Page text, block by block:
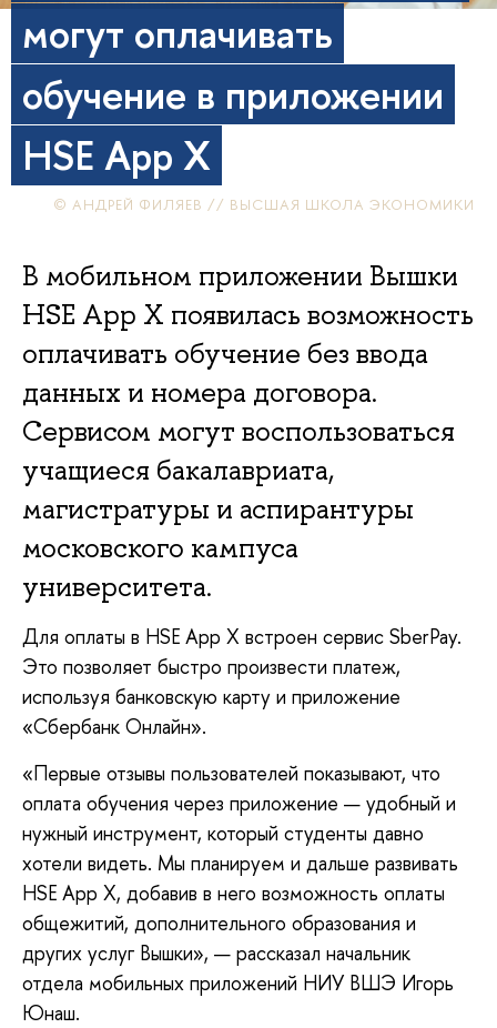
могут оплачивать
обучение в приложении
HSE App X
© АНДРЕЙ ФИЛЯЕВ // ВЫСШАЯ ШКОЛА ЭКОНОМИКИ
В мобильном приложении Вышки
HSE App X появилась возможность
оплачивать обучение без ввода
данных и номера договора.
Сервисом могут воспользоваться
учащиеся бакалавриата,
магистратуры и аспирантуры
московского кампуса
университета.
Для оплаты в HSE App X встроен сервис SberPay.
Это позволяет быстро произвести платеж,
используя банковскую карту и приложение
«Сбербанк Онлайн».
«Первые отзывы пользователей показывают, что
оплата обучения через приложение — удобный и
нужный инструмент, который студенты давно
хотели видеть. Мы планируем и дальше развивать
HSE App X, добавив в него возможность оплаты
общежитий, дополнительного образования и
других услуг Вышки», — рассказал начальник
отдела мобильных приложений НИУ ВШЭ Игорь
Юнаш.